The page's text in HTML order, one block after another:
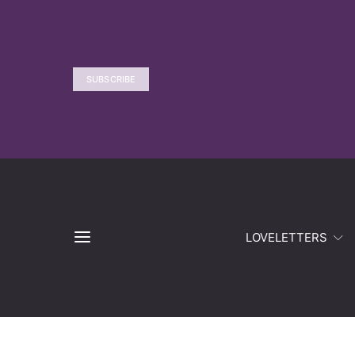
SUBSCRIBE
LOVELETTERS